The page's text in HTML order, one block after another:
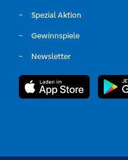
Spezial Aktion
Gewinnspiele
Newsletter